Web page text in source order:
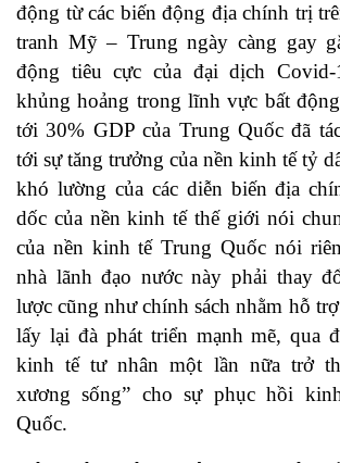
động từ các biến động địa chính trị
tranh Mỹ – Trung ngày càng gay
động tiêu cực của đại dịch
khủng hoảng trong lĩnh vực bất
tới 30% GDP của Trung Quốc đã
tới sự tăng trưởng của nền kinh tế tỷ
khó lường của các diễn biến địa
dốc của nền kinh tế thế giới nói
của nền kinh tế Trung Quốc nói
nhà lãnh đạo nước này phải thay
lược cũng như chính sách nhằm hỗ
lấy lại đà phát triển mạnh mẽ, qua
kinh tế tư nhân một lần nữa trở
xương sống” cho sự phục hồi
Quốc.